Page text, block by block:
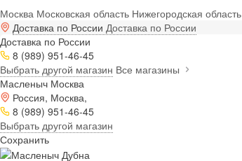
Москва Московская область Нижегородская область
Доставка по России Доставка по России
Доставка по России
8 (989) 951-46-45
Выбрать другой магазин Все магазины
Масленыч Москва
Россия, Москва,
8 (989) 951-46-45
Выбрать другой магазин
Сохранить